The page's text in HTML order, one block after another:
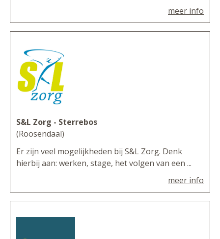
meer info
S&L Zorg - Sterrebos
(Roosendaal)
Er zijn veel mogelijkheden bij S&L Zorg. Denk
hierbij aan: werken, stage, het volgen van een ...
meer info